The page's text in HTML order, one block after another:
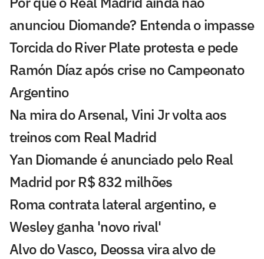
anunciou Diomande? Entenda o impasse
Torcida do River Plate protesta e pede
Ramón Díaz após crise no Campeonato
Argentino
Na mira do Arsenal, Vini Jr volta aos
treinos com Real Madrid
Yan Diomande é anunciado pelo Real
Madrid por R$ 832 milhões
Roma contrata lateral argentino, e
Wesley ganha 'novo rival'
Alvo do Vasco, Deossa vira alvo de